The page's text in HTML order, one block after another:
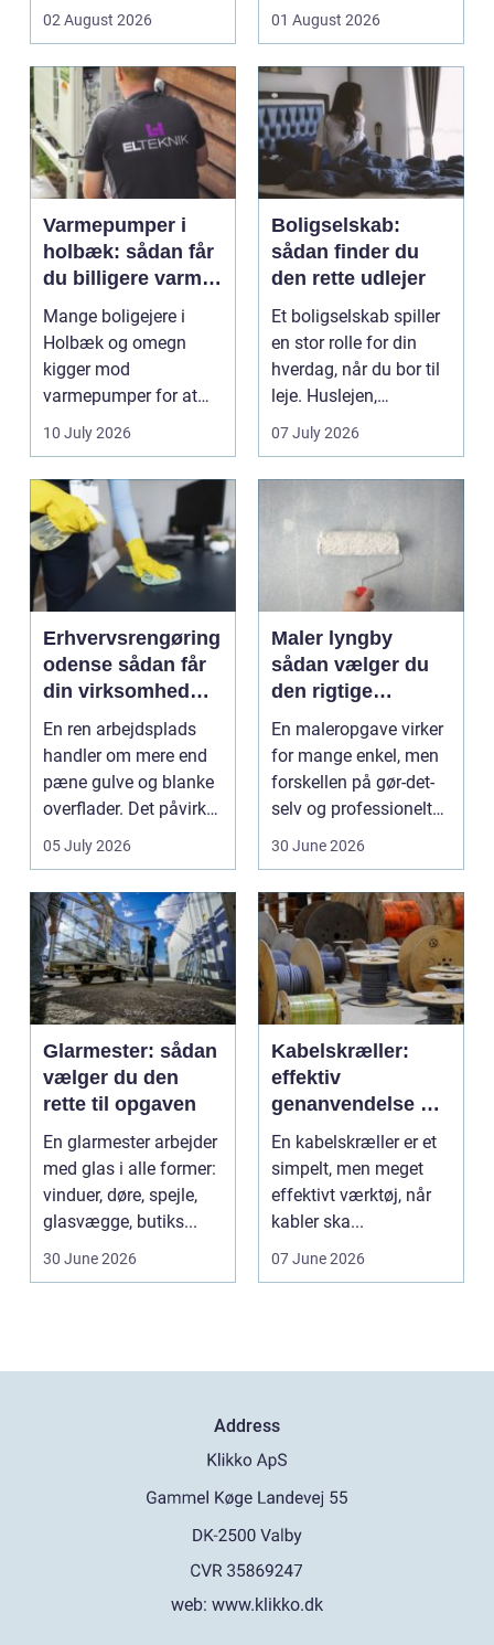
flyttes, doseres eller ...
02 August 2026
pludselig ænd...
01 August 2026
Varmepumper i
holbæk: sådan får
du billigere varme
og bedre
indeklima
Mange boligejere i
Holbæk og omegn
kigger mod
varmepumper for at
sænke
et sunde...
10 July 2026
Boligselskab:
sådan finder du
den rette udlejer
Et boligselskab spiller
en stor rolle for din
hverdag, når du bor til
leje. Huslejen,
vedligeh...
07 July 2026
Erhvervsrengøring
odense sådan får
din virksomhed
mest værdi for
pengene
En ren arbejdsplads
handler om mere end
pæne gulve og blanke
overflader. Det påvirker
både arbejdsmi...
05 July 2026
Maler lyngby
sådan vælger du
den rigtige
fagmand
En maleropgave virker
for mange enkel, men
forskellen på gør-det-
selv og professionelt
arbejde er of...
30 June 2026
Glarmester: sådan
vælger du den
rette til opgaven
En glarmester arbejder
med glas i alle former:
vinduer, døre, spejle,
glasvægge, butiks...
30 June 2026
Kabelskræller:
effektiv
genanvendelse og
bedre økonomi i
kabelhåndtering
En kabelskræller er et
simpelt, men meget
effektivt værktøj, når
kabler ska...
07 June 2026
Address
web: www.klikko.dk